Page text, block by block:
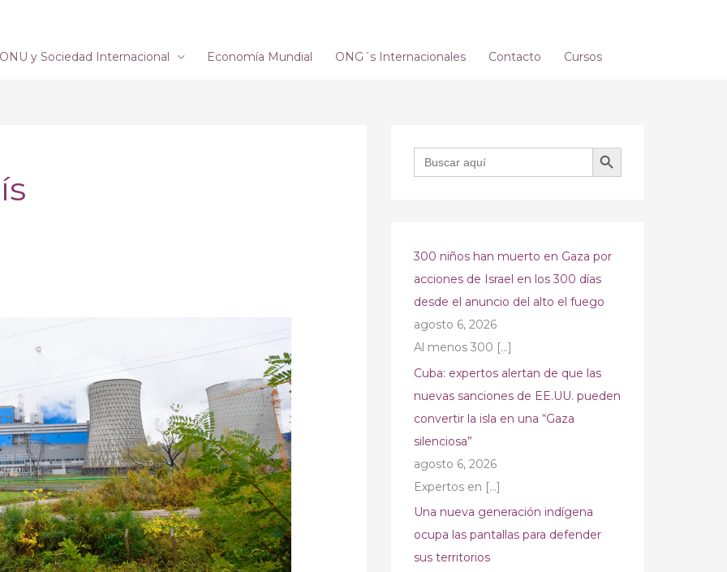
ONU y Sociedad Internacional Economía Mundial ONG´s Internacionales Contacto Cursos
Buscar: BOTÓN DE BÚSQUEDA
300 niños han muerto en Gaza por
acciones de Israel en los 300 días
desde el anuncio del alto el fuego
agosto 6, 2026
Al menos 300 […]
Cuba: expertos alertan de que las
nuevas sanciones de EE.UU. pueden
convertir la isla en una “Gaza
silenciosa”
agosto 6, 2026
Expertos en […]
Una nueva generación indígena
ocupa las pantallas para defender
sus territorios